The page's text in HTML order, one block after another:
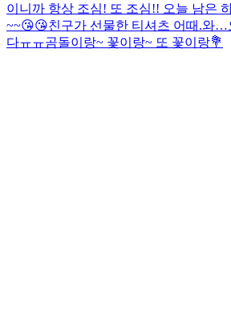
이니까 항상 조심! 또 조심!! 오늘 남은
~~😘😘친구가 선물한 티셔츠 어때.와…
다ㅠㅠ곰돌이랑~ 꽃이랑~ 또 꽃이랑💐